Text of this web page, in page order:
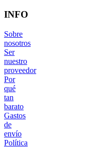
INFO
Sobre
nosotros
Ser
nuestro
proveedor
Por
qué
tan
barato
Gastos
de
envío
Política